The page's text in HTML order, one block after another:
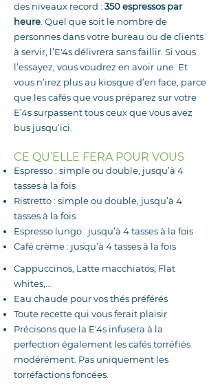
des niveaux record : 350 espressos par
heure . Quel que soit le nombre de
personnes dans votre bureau ou de clients
à servir, l’E'4s délivrera sans faillir. Si vous
l’essayez, vous voudrez en avoir une. Et
vous n’irez plus au kiosque d’en face, parce
que les cafés que vous préparez sur votre
E’4s surpassent tous ceux que vous avez
bus jusqu’ici.
CE QU’ELLE FERA POUR VOUS
Espresso : simple ou double, jusqu’à 4
tasses à la fois
Ristretto : simple ou double, jusqu’à 4
tasses à la fois
Espresso lungo : jusqu’à 4 tasses à la fois
Café crème : jusqu’à 4 tasses à la fois
Cappuccinos, Latte macchiatos, Flat
whites,…
Eau chaude pour vos thés préférés
Toute recette qui vous ferait plaisir
Précisons que la E'4s infusera à la
perfection également les cafés torréfiés
modérément. Pas uniquement les
torréfactions foncées.